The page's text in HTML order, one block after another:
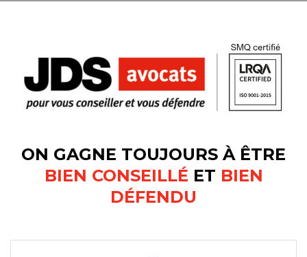
ON GAGNE TOUJOURS À ÊTRE
BIEN CONSEILLÉ ET BIEN
DÉFENDU